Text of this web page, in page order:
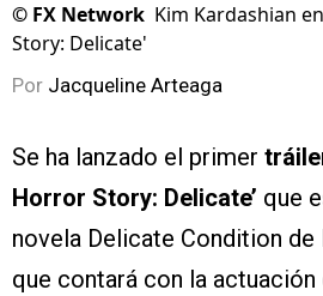
© FX Network Kim Kardashian
Story: Delicate'
Por Jacqueline Arteaga
Se ha lanzado el primer
Horror Story: Delicate’ que
novela Delicate Condition de
que contará con la actuación